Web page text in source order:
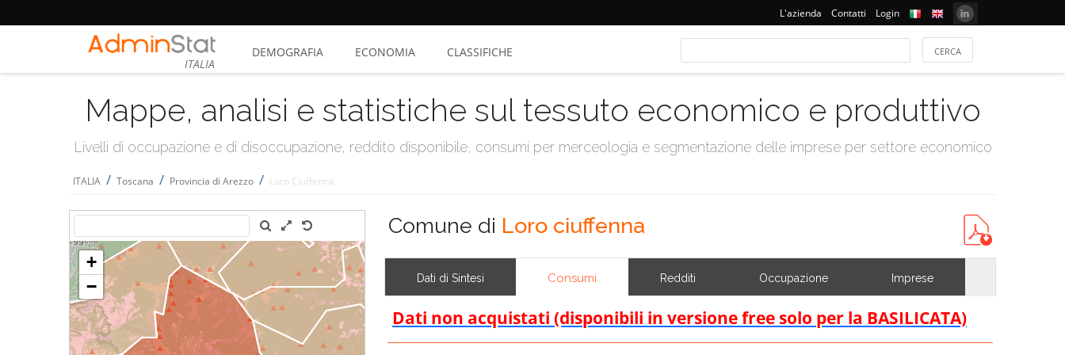
L'azienda Contatti Login
ITALIA
DEMOGRAFIA ECONOMIA CLASSIFICHE
Mappe, analisi e statistiche sul tessuto economico e produttivo
Livelli di occupazione e di disoccupazione, reddito disponibile, consumi per merceologia e segmentazione delle imprese per settore economico
ITALIA / Toscana / Provincia di Arezzo / Loro Ciuffenna
Comune di Loro ciuffenna
Dati di Sintesi Consumi Redditi Occupazione Imprese
Dati non acquistati (disponibili in versione free solo per la BASILICATA)